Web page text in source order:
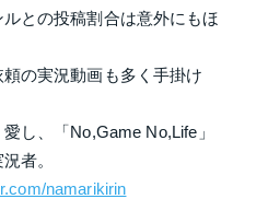
との投稿割合は意外にもほ
の実況動画も多く手掛け
し、「No,Game No,Life」
者。
namarikirin